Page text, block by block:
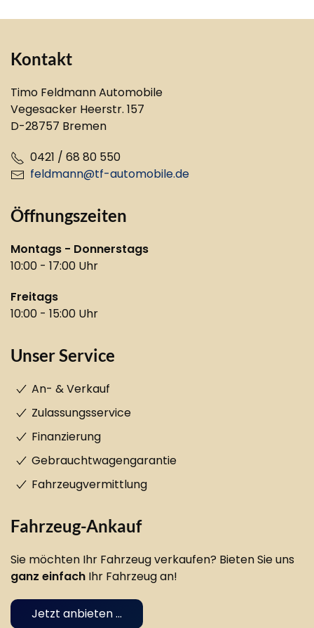
Kontakt
Timo Feldmann Automobile
Vegesacker Heerstr. 157
D-28757 Bremen
0421 / 68 80 550
feldmann@tf-automobile.de
Öffnungszeiten
Montags - Donnerstags
10:00 - 17:00 Uhr
Freitags
10:00 - 15:00 Uhr
Unser Service
An- & Verkauf
Zulassungsservice
Finanzierung
Gebrauchtwagengarantie
Fahrzeugvermittlung
Fahrzeug-Ankauf
Sie möchten Ihr Fahrzeug verkaufen? Bieten Sie uns
ganz einfach Ihr Fahrzeug an!
Jetzt anbieten ...